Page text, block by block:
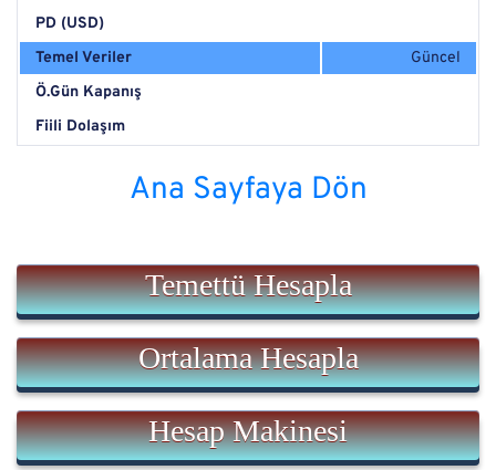
PD (USD)
Temel Veriler
Güncel
Ö.Gün Kapanış
Fiili Dolaşım
Ana Sayfaya Dön
Temettü Hesapla
Ortalama Hesapla
Hesap Makinesi